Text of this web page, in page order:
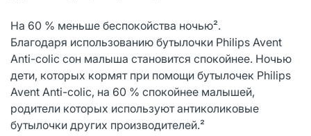
На 60 % меньше беспокойства ночью².
Благодаря использованию бутылочки Philips Avent
Anti-colic сон малыша становится спокойнее. Ночью
дети, которых кормят при помощи бутылочек Philips
Avent Anti-colic, на 60 % спокойнее малышей,
родители которых используют антиколиковые
бутылочки других производителей.²